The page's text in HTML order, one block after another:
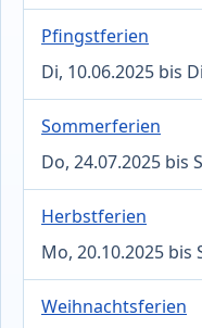
Pfingstferien
Di, 10.06.2025 bis
Sommerferien
Do, 24.07.2025 bis
Herbstferien
Mo, 20.10.2025 bis
Weihnachtsferien